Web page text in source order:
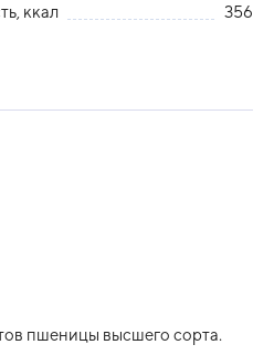
ккал
356
пшеницы высшего сорта.